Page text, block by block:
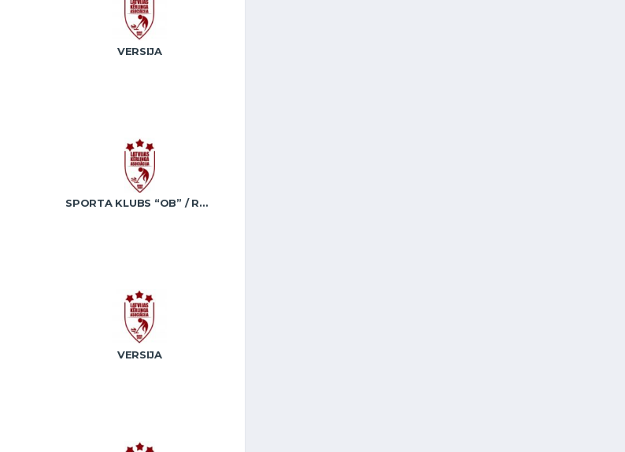
VERSIJA
SPORTA KLUBS “OB” / REGŽA
VERSIJA